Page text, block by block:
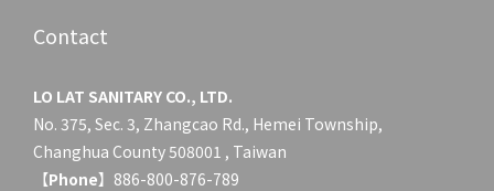
Contact
LO LAT SANITARY CO., LTD.
No. 375, Sec. 3, Zhangcao Rd., Hemei Township,
Changhua County 508001 , Taiwan
【Phone】886-800-876-789